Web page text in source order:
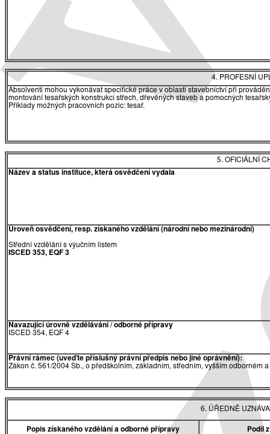
4. PROFESNÍ
Absolventi mohou vykonávat specifické práce v oblasti stavebnictví při
montování tesařských konstrukcí střech, dřevěných staveb a pomocných
Příklady možných pracovních pozic: tesař.
5. OFICIÁLNÍ
Název a status instituce, která osvědčení vydala
Úroveň osvědčení, resp. získaného vzdělání (národní nebo mezinárodní)
Střední vzdělání s výučním listem
ISCED 353, EQF 3
Navazující úrovně vzdělávání / odborné přípravy
ISCED 354, EQF 4
Právní rámec (uveďte příslušný právní předpis nebo jiné oprávnění):
Zákon č. 561/2004 Sb., o předškolním, základním, středním, vyšším
6. ÚŘEDNĚ
Popis získaného vzdělání a odborné přípravy Podíl